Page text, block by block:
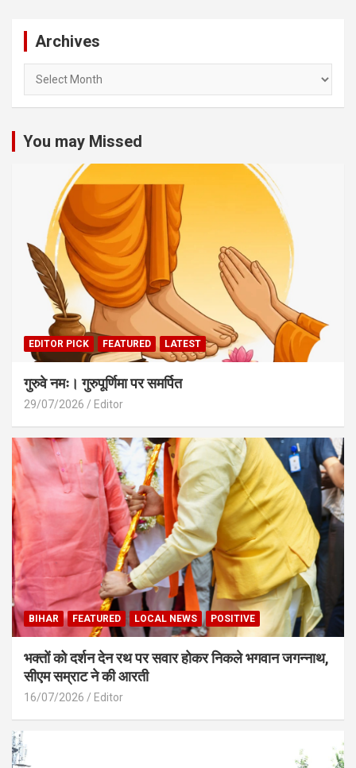
Archives
You may Missed
EDITOR PICK FEATURED LATEST
गुरुवे नमः। गुरुपूर्णिमा पर समर्पित
29/07/2026 Editor
BIHAR FEATURED LOCAL NEWS POSITIVE
भक्तों को दर्शन देन रथ पर सवार होकर निकले भगवान जगन्नाथ,
सीएम सम्राट ने की आरती
16/07/2026 Editor